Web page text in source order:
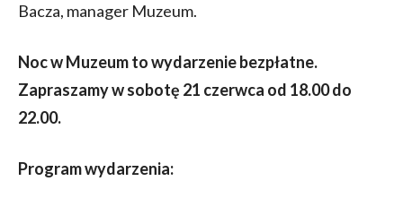
Bacza, manager Muzeum.
Noc w Muzeum to wydarzenie bezpłatne.
Zapraszamy w sobotę 21 czerwca od 18.00 do
22.00.
Program wydarzenia: